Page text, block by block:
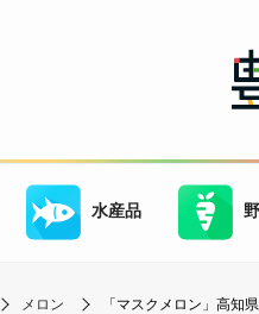
水産品
メロン 「マスクメロン」高知